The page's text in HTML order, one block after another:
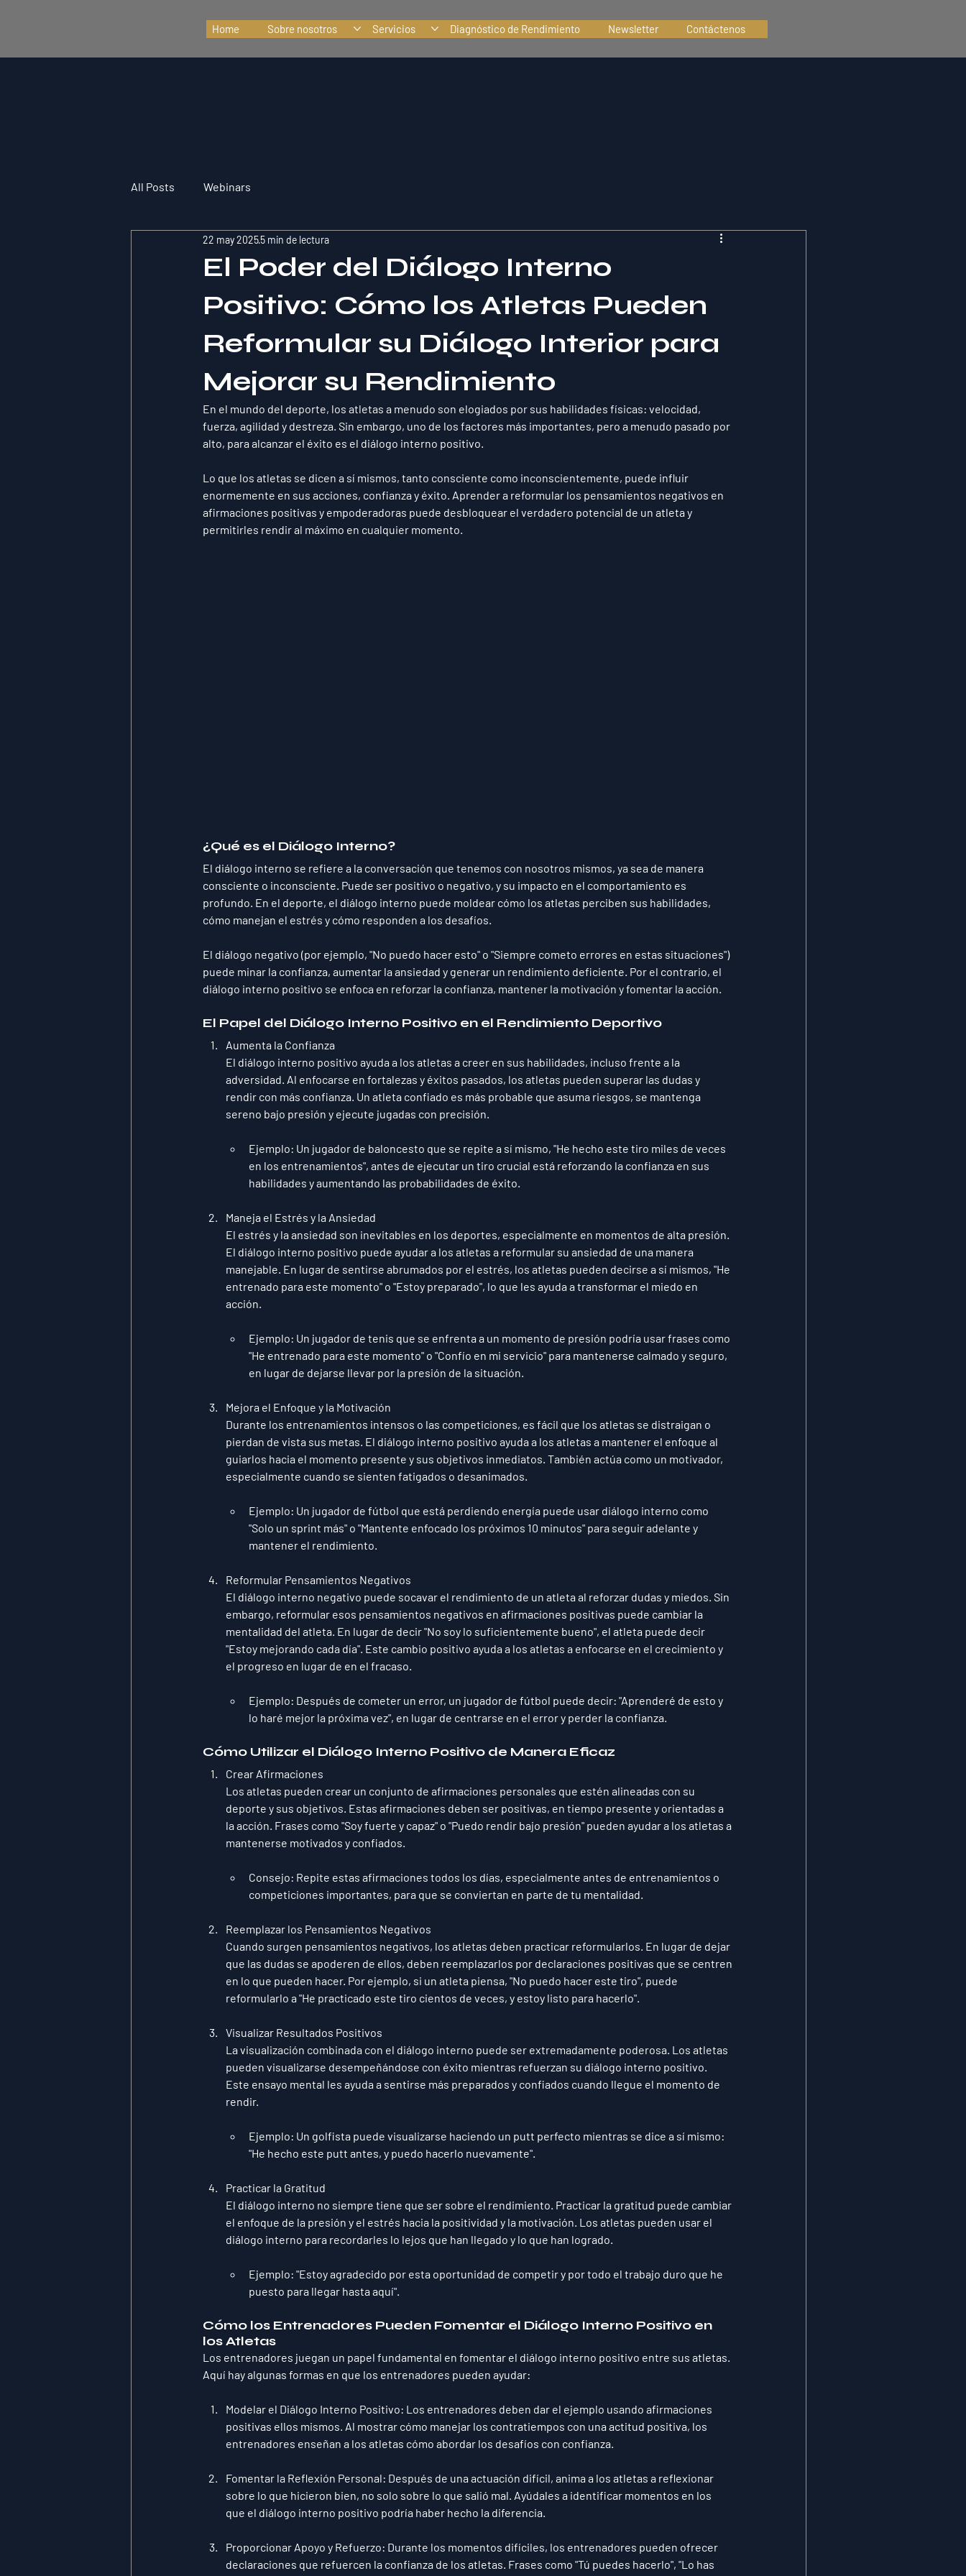
Home Sobre nosotros Servicios Diagnóstico de Rendimiento Newsletter Contáctenos
All Posts Webinars
El Poder del Diálogo Interno
Positivo: Cómo los Atletas Pueden
Reformular su Diálogo Interior para
Mejorar su Rendimiento
22 may 20255 min de lectura
En el mundo del deporte, los atletas a menudo son elogiados por sus habilidades físicas: velocidad,
fuerza, agilidad y destreza. Sin embargo, uno de los factores más importantes, pero a menudo pasado por
alto, para alcanzar el éxito es el diálogo interno positivo.
Lo que los atletas se dicen a sí mismos, tanto consciente como inconscientemente, puede influir
enormemente en sus acciones, confianza y éxito. Aprender a reformular los pensamientos negativos en
afirmaciones positivas y empoderadoras puede desbloquear el verdadero potencial de un atleta y
permitirles rendir al máximo en cualquier momento.
¿Qué es el Diálogo Interno?
El diálogo interno se refiere a la conversación que tenemos con nosotros mismos, ya sea de manera
consciente o inconsciente. Puede ser positivo o negativo, y su impacto en el comportamiento es
profundo. En el deporte, el diálogo interno puede moldear cómo los atletas perciben sus habilidades,
cómo manejan el estrés y cómo responden a los desafíos.
El diálogo negativo (por ejemplo, "No puedo hacer esto" o "Siempre cometo errores en estas situaciones")
puede minar la confianza, aumentar la ansiedad y generar un rendimiento deficiente. Por el contrario, el
diálogo interno positivo se enfoca en reforzar la confianza, mantener la motivación y fomentar la acción.
El Papel del Diálogo Interno Positivo en el Rendimiento Deportivo
Aumenta la Confianza
El diálogo interno positivo ayuda a los atletas a creer en sus habilidades, incluso frente a la
adversidad. Al enfocarse en fortalezas y éxitos pasados, los atletas pueden superar las dudas y
rendir con más confianza. Un atleta confiado es más probable que asuma riesgos, se mantenga
sereno bajo presión y ejecute jugadas con precisión.
Ejemplo: Un jugador de baloncesto que se repite a sí mismo, "He hecho este tiro miles de veces
en los entrenamientos", antes de ejecutar un tiro crucial está reforzando la confianza en sus
habilidades y aumentando las probabilidades de éxito.
Maneja el Estrés y la Ansiedad
El estrés y la ansiedad son inevitables en los deportes, especialmente en momentos de alta presión.
El diálogo interno positivo puede ayudar a los atletas a reformular su ansiedad de una manera
manejable. En lugar de sentirse abrumados por el estrés, los atletas pueden decirse a sí mismos, "He
entrenado para este momento" o "Estoy preparado", lo que les ayuda a transformar el miedo en
acción.
Ejemplo: Un jugador de tenis que se enfrenta a un momento de presión podría usar frases como
"He entrenado para este momento" o "Confío en mi servicio" para mantenerse calmado y seguro,
en lugar de dejarse llevar por la presión de la situación.
Mejora el Enfoque y la Motivación
Durante los entrenamientos intensos o las competiciones, es fácil que los atletas se distraigan o
pierdan de vista sus metas. El diálogo interno positivo ayuda a los atletas a mantener el enfoque al
guiarlos hacia el momento presente y sus objetivos inmediatos. También actúa como un motivador,
especialmente cuando se sienten fatigados o desanimados.
Ejemplo: Un jugador de fútbol que está perdiendo energía puede usar diálogo interno como
"Solo un sprint más" o "Mantente enfocado los próximos 10 minutos" para seguir adelante y
mantener el rendimiento.
Reformular Pensamientos Negativos
El diálogo interno negativo puede socavar el rendimiento de un atleta al reforzar dudas y miedos. Sin
embargo, reformular esos pensamientos negativos en afirmaciones positivas puede cambiar la
mentalidad del atleta. En lugar de decir "No soy lo suficientemente bueno", el atleta puede decir
"Estoy mejorando cada día". Este cambio positivo ayuda a los atletas a enfocarse en el crecimiento y
el progreso en lugar de en el fracaso.
Ejemplo: Después de cometer un error, un jugador de fútbol puede decir: "Aprenderé de esto y
lo haré mejor la próxima vez", en lugar de centrarse en el error y perder la confianza.
Cómo Utilizar el Diálogo Interno Positivo de Manera Eficaz
Crear Afirmaciones
Los atletas pueden crear un conjunto de afirmaciones personales que estén alineadas con su
deporte y sus objetivos. Estas afirmaciones deben ser positivas, en tiempo presente y orientadas a
la acción. Frases como "Soy fuerte y capaz" o "Puedo rendir bajo presión" pueden ayudar a los atletas a
mantenerse motivados y confiados.
Consejo: Repite estas afirmaciones todos los días, especialmente antes de entrenamientos o
competiciones importantes, para que se conviertan en parte de tu mentalidad.
Reemplazar los Pensamientos Negativos
Cuando surgen pensamientos negativos, los atletas deben practicar reformularlos. En lugar de dejar
que las dudas se apoderen de ellos, deben reemplazarlos por declaraciones positivas que se centren
en lo que pueden hacer. Por ejemplo, si un atleta piensa, "No puedo hacer este tiro", puede
reformularlo a "He practicado este tiro cientos de veces, y estoy listo para hacerlo".
Visualizar Resultados Positivos
La visualización combinada con el diálogo interno puede ser extremadamente poderosa. Los atletas
pueden visualizarse desempeñándose con éxito mientras refuerzan su diálogo interno positivo.
Este ensayo mental les ayuda a sentirse más preparados y confiados cuando llegue el momento de
rendir.
Ejemplo: Un golfista puede visualizarse haciendo un putt perfecto mientras se dice a sí mismo:
"He hecho este putt antes, y puedo hacerlo nuevamente".
Practicar la Gratitud
El diálogo interno no siempre tiene que ser sobre el rendimiento. Practicar la gratitud puede cambiar
el enfoque de la presión y el estrés hacia la positividad y la motivación. Los atletas pueden usar el
diálogo interno para recordarles lo lejos que han llegado y lo que han logrado.
Ejemplo: "Estoy agradecido por esta oportunidad de competir y por todo el trabajo duro que he
puesto para llegar hasta aquí".
Cómo los Entrenadores Pueden Fomentar el Diálogo Interno Positivo en
los Atletas
Los entrenadores juegan un papel fundamental en fomentar el diálogo interno positivo entre sus atletas.
Aquí hay algunas formas en que los entrenadores pueden ayudar:
Modelar el Diálogo Interno Positivo: Los entrenadores deben dar el ejemplo usando afirmaciones
positivas ellos mismos. Al mostrar cómo manejar los contratiempos con una actitud positiva, los
entrenadores enseñan a los atletas cómo abordar los desafíos con confianza.
Fomentar la Reflexión Personal: Después de una actuación difícil, anima a los atletas a reflexionar
sobre lo que hicieron bien, no solo sobre lo que salió mal. Ayúdales a identificar momentos en los
que el diálogo interno positivo podría haber hecho la diferencia.
Proporcionar Apoyo y Refuerzo: Durante los momentos difíciles, los entrenadores pueden ofrecer
declaraciones que refuercen la confianza de los atletas. Frases como "Tú puedes hacerlo", "Lo has